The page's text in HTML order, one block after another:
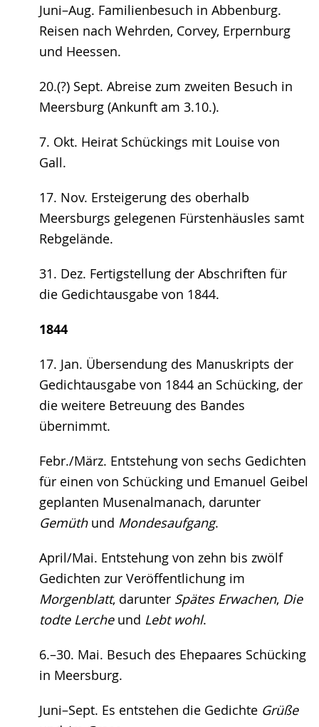
Juni–Aug. Familienbesuch in Abbenburg.
Reisen nach Wehrden, Corvey, Erpernburg
und Heessen.
20.(?) Sept. Abreise zum zweiten Besuch in
Meersburg (Ankunft am 3.10.).
7. Okt. Heirat Schückings mit Louise von
Gall.
17. Nov. Ersteigerung des oberhalb
Meersburgs gelegenen Fürstenhäusles samt
Rebgelände.
31. Dez. Fertigstellung der Abschriften für
die Gedichtausgabe von 1844.
1844
17. Jan. Übersendung des Manuskripts der
Gedichtausgabe von 1844 an Schücking, der
die weitere Betreuung des Bandes
übernimmt.
Febr./März. Entstehung von sechs Gedichten
für einen von Schücking und Emanuel Geibel
geplanten Musenalmanach, darunter
Gemüthund Mondesaufgang.
April/Mai. Entstehung von zehn bis zwölf
Gedichten zur Veröffentlichung im
Morgenblatt, darunter Spätes Erwachen, Die
todte Lerche und Lebt wohl.
6.–30. Mai. Besuch des Ehepaares Schücking
in Meersburg.
Juni–Sept. Es entstehen die Gedichte Grüße